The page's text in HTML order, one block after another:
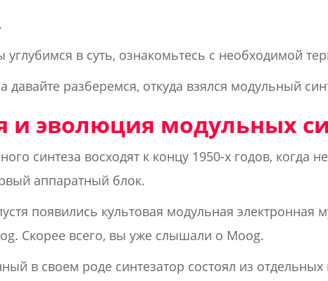
в суть, ознакомьтесь с необходимой
давайте разберемся, откуда взялся модульный
и эволюция модульных
синтеза восходят к концу 1950-х годов, когда
аппаратный блок.
появились культовая модульная электронная
Скорее всего, вы уже слышали о Moog.
в своем роде синтезатор состоял из